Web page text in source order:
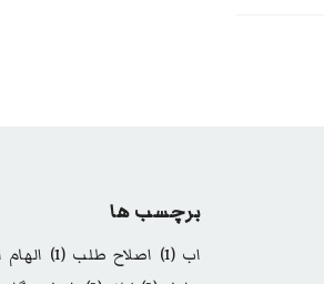
برچسب ها
اب (1) اصلاح طلب (1)